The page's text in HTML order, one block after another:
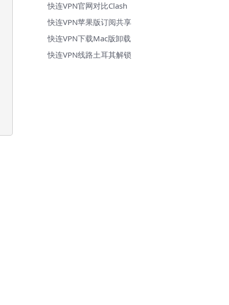
快连VPN官网对比Clash
快连VPN苹果版订阅共享
快连VPN下载Mac版卸载
快连VPN线路土耳其解锁